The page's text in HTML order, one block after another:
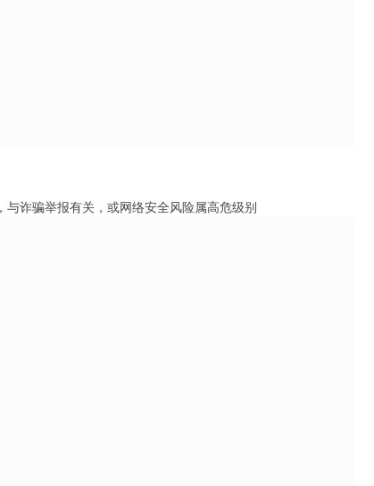
与诈骗举报有关，或网络安全风险属高危级别